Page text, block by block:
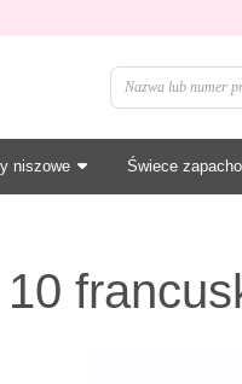
niszowe Świece
10